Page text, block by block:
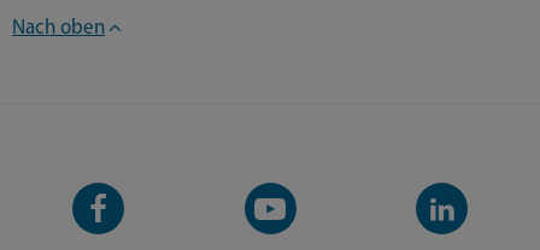
Nach oben
Facebook-
Seite
YouTube-
Kanal
LinkedIn-
Kanal